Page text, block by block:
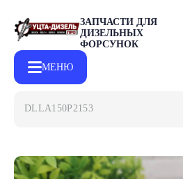
ЗАПЧАСТИ ДЛЯ
ДИЗЕЛЬНЫХ
ФОРСУНОК
МЕНЮ
DLLA150P2153